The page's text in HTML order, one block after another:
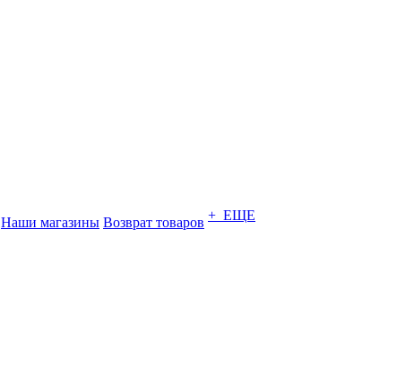
Наши магазины Возврат товаров + ЕЩЕ